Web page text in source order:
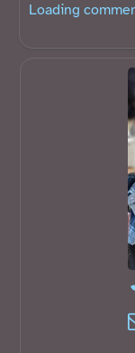
Loading